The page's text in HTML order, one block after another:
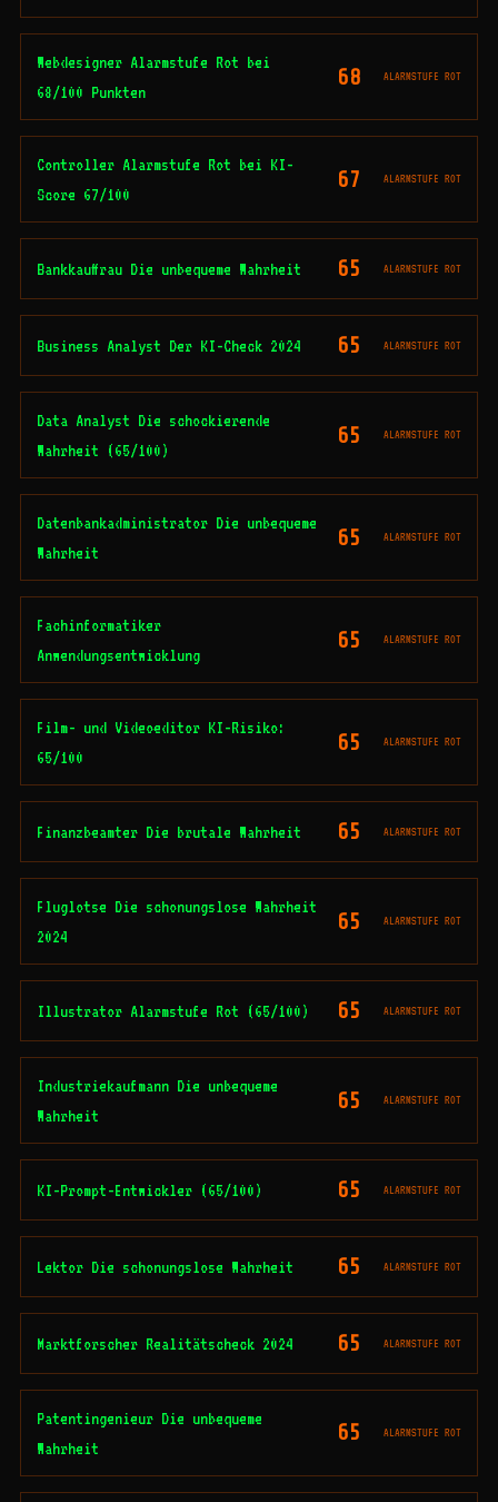
Webdesigner Alarmstufe Rot bei
68/100 Punkten
68 ALARMSTUFE ROT
Controller Alarmstufe Rot bei KI-
Score 67/100
67 ALARMSTUFE ROT
Bankkauffrau Die unbequeme Wahrheit 65 ALARMSTUFE ROT
Business Analyst Der KI-Check 2024 65 ALARMSTUFE ROT
Data Analyst Die schockierende
Wahrheit (65/100)
65 ALARMSTUFE ROT
Datenbankadministrator Die unbequeme
Wahrheit
65 ALARMSTUFE ROT
Fachinformatiker
Anwendungsentwicklung
65 ALARMSTUFE ROT
Film- und Videoeditor KI-Risiko:
65/100
65 ALARMSTUFE ROT
Finanzbeamter Die brutale Wahrheit 65 ALARMSTUFE ROT
Fluglotse Die schonungslose Wahrheit
2024
65 ALARMSTUFE ROT
Illustrator Alarmstufe Rot (65/100) 65 ALARMSTUFE ROT
Industriekaufmann Die unbequeme
Wahrheit
65 ALARMSTUFE ROT
KI-Prompt-Entwickler (65/100) 65 ALARMSTUFE ROT
Lektor Die schonungslose Wahrheit 65 ALARMSTUFE ROT
Marktforscher Realitätscheck 2024 65 ALARMSTUFE ROT
Patentingenieur Die unbequeme
Wahrheit
65 ALARMSTUFE ROT